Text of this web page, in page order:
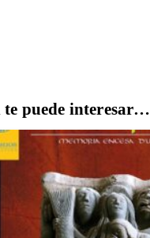
te puede interesar…